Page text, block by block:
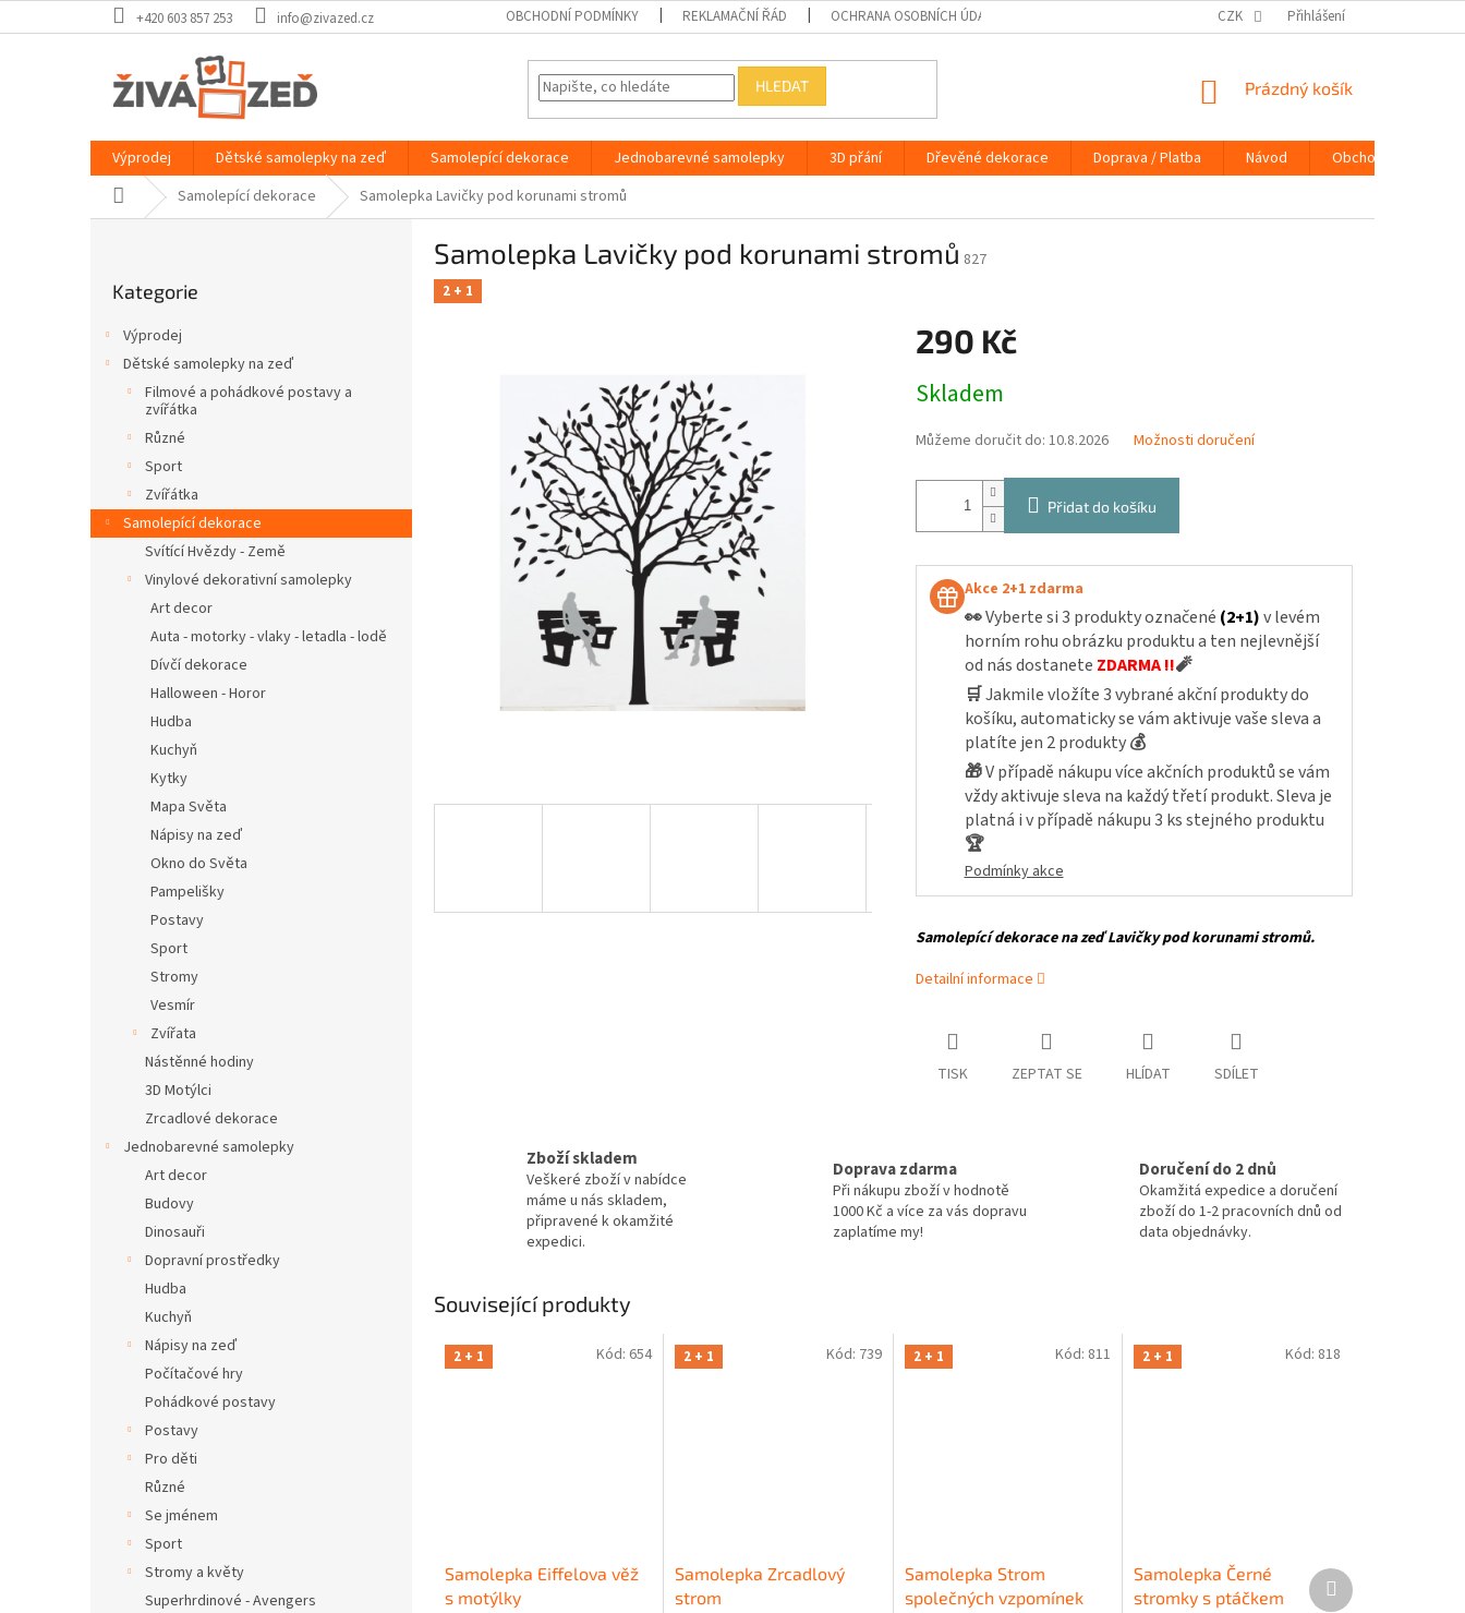
na
+420 603 857 253 info@zivazed.cz OBCHODNÍ PODMÍNKY REKLAMAČNÍ ŘÁD OCHRANA OSOBNÍCH ÚDAJŮ NÁVOD KONTAKTY
CZK Přihlášení
HLEDAT
NÁKUPNÍ
Prázdný košík
Výprodej Dětské samolepky na zeď Samolepící dekorace Jednobarevné samolepky 3D přání Dřevěné dekorace Doprava / Platba Návod
Obchodní podmínky
Domů Samolepící dekorace Samolepka Lavičky pod korunami stromů
e
l
kategorie
Kategorie
Výprodej
Dětské samolepky na zeď
Filmové a pohádkové postavy a
zvířátka
Různé
Sport
Zvířátka
Samolepící dekorace
Svítící Hvězdy - Země
Vinylové dekorativní samolepky
Art decor
Auta - motorky - vlaky - letadla - lodě
Dívčí dekorace
Halloween - Horor
Hudba
Kuchyň
Kytky
Mapa Světa
Nápisy na zeď
Okno do Světa
Pampelišky
Postavy
Sport
Stromy
Vesmír
Zvířata
Nástěnné hodiny
3D Motýlci
Zrcadlové dekorace
Jednobarevné samolepky
Art decor
Budovy
Dinosauři
Dopravní prostředky
Hudba
Kuchyň
Nápisy na zeď
Počítačové hry
Pohádkové postavy
Postavy
Pro děti
Různé
Se jménem
Sport
Stromy a květy
Superhrdinové - Avengers
Samolepka Lavičky pod korunami stromů 827
2 + 1
290 Kč
cena:
Skladem
Můžeme doručit do: 10.8.2026 Možnosti doručení
Přidat do košíku
Akce 2+1 zdarma
👀Vyberte si 3 produkty označené (2+1)v levém
horním rohu obrázku produktu a ten nejlevnější
od nás dostanete ZDARMA !!🧨
🛒Jakmile vložíte 3 vybrané akční produkty do
košíku, automaticky se vám aktivuje vaše sleva a
platíte jen 2 produkty💰
🎁V případě nákupu více akčních produktů se vám
vždy aktivuje sleva na každý třetí produkt. Sleva je
platná i v případě nákupu 3 ks stejného produktu
🏆
Podmínky akce
Samolepící dekorace na zeď Lavičky pod korunami stromů.
Detailní informace
TISK ZEPTAT SE HLÍDAT SDÍLET
Zboží skladem
Veškeré zboží v nabídce
máme u nás skladem,
připravené k okamžité
expedici.
Doprava zdarma
Při nákupu zboží v hodnotě
1000 Kč a více za vás dopravu
zaplatíme my!
Doručení do 2 dnů
Okamžitá expedice a doručení
zboží do 1-2 pracovních dnů od
data objednávky.
Související produkty
2 + 1
Samolepka Eiffelova věž
s motýlky
Kód: 654 2 + 1
Samolepka Zrcadlový
strom
Kód: 739 2 + 1
Samolepka Strom
společných vzpomínek
Kód: 811 2 + 1
Samolepka Černé
stromky s ptáčkem
Kód: 818
Další
produkt